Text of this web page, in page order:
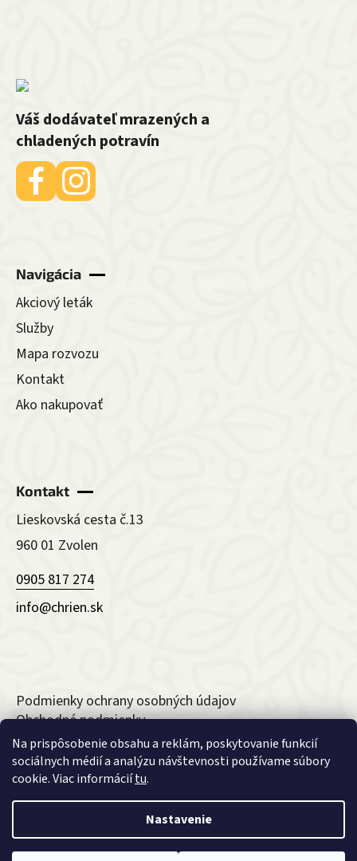
Na prispôsobenie obsahu a reklám, poskytovanie funkcií
sociálnych médií a analýzu návštevnosti používame súbory
cookie. Viac informáciítu.
Nastavenie
Váš dodávateľ mrazených a
chladených potravín
Navigácia
Akciový leták
Služby
Mapa rozvozu
Kontakt
Ako nakupovať
Kontakt
Lieskovská cesta č.13
960 01 Zvolen
0905 817 274
info@chrien.sk
Podmienky ochrany osobných údajov
Obchodné podmienky
Reklamačný formulár
Odstúpenie od zmluvy
Vytvoril Shoptet Premium a Adatelier